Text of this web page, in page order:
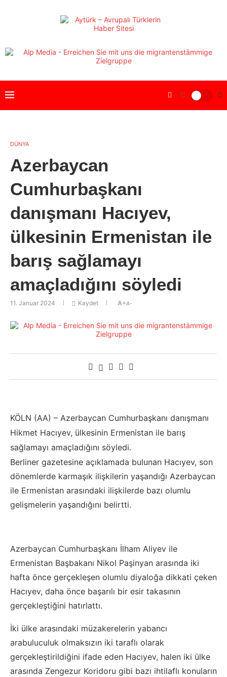
DÜNYA
Azerbaycan
Cumhurbaşkanı
danışmanı Hacıyev,
ülkesinin Ermenistan ile
barış sağlamayı
amaçladığını söyledi
11. Januar 2024 Kaydet A+A-
KÖLN (AA) – Azerbaycan Cumhurbaşkanı danışmanı
Hikmet Hacıyev, ülkesinin Ermenistan ile barış
sağlamayı amaçladığını söyledi.
Berliner gazetesine açıklamada bulunan Hacıyev, son
dönemlerde karmaşık ilişkilerin yaşandığı Azerbaycan
ile Ermenistan arasındaki ilişkilerde bazı olumlu
gelişmelerin yaşandığını belirtti.
Azerbaycan Cumhurbaşkanı İlham Aliyev ile
Ermenistan Başbakanı Nikol Paşinyan arasında iki
hafta önce gerçekleşen olumlu diyaloğa dikkati çeken
Hacıyev, daha önce başarılı bir esir takasının
gerçekleştiğini hatırlattı.
İki ülke arasındaki müzakerelerin yabancı
arabuluculuk olmaksızın iki taraflı olarak
gerçekleştirildiğini ifade eden Hacıyev, halen iki ülke
arasında Zengezur Koridoru gibi bazı ihtilaflı konuların